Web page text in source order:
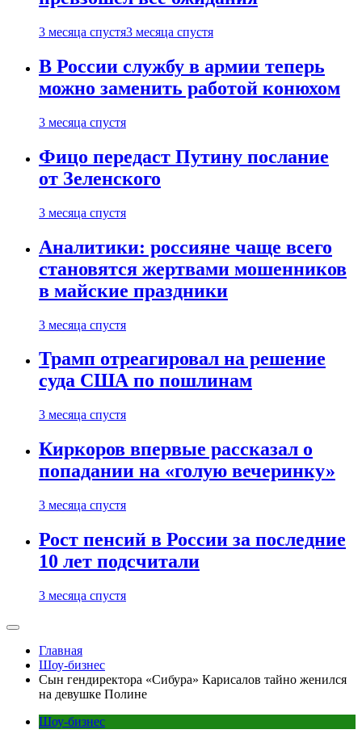
3 месяца спустя3 месяца спустя
В России службу в армии теперь
можно заменить работой конюхом
3 месяца спустя
Фицо передаст Путину послание
от Зеленского
3 месяца спустя
Аналитики: россияне чаще всего
становятся жертвами мошенников
в майские праздники
3 месяца спустя
Трамп отреагировал на решение
суда США по пошлинам
3 месяца спустя
Киркоров впервые рассказал о
попадании на «голую вечеринку»
3 месяца спустя
Рост пенсий в России за последние
10 лет подсчитали
3 месяца спустя
Главная
Шоу-бизнес
Сын гендиректора «Сибура» Карисалов тайно женился
на девушке Полине
Шоу-бизнес